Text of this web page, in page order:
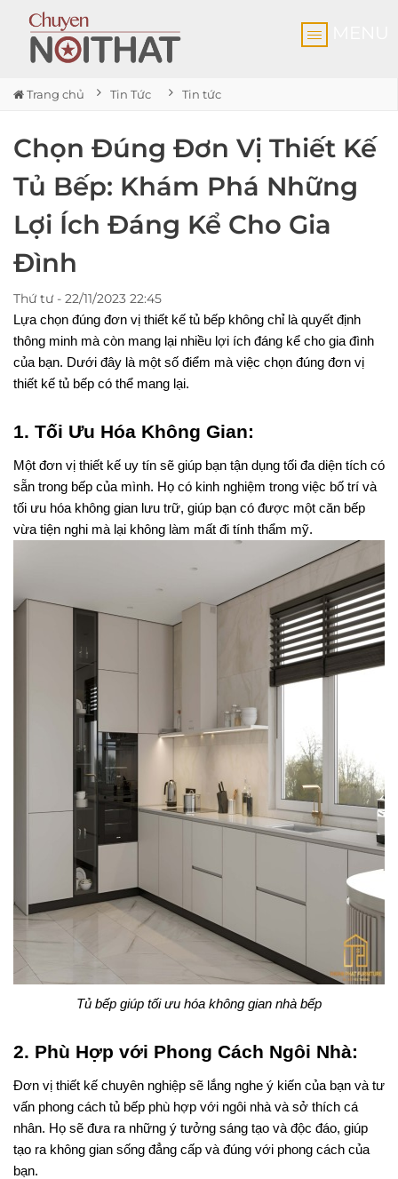
Trang chủ Tin Tức Tin tức
Chọn Đúng Đơn Vị Thiết Kế
Tủ Bếp: Khám Phá Những
Lợi Ích Đáng Kể Cho Gia
Đình
Thứ tư - 22/11/2023 22:45
Lựa chọn đúng đơn vị thiết kế tủ bếp không chỉ là quyết định
thông minh mà còn mang lại nhiều lợi ích đáng kể cho gia đình
của bạn. Dưới đây là một số điểm mà việc chọn đúng đơn vị
thiết kế tủ bếp có thể mang lại.
1. Tối Ưu Hóa Không Gian:
Một đơn vị thiết kế uy tín sẽ giúp bạn tận dụng tối đa diện tích có
sẵn trong bếp của mình. Họ có kinh nghiệm trong việc bố trí và
tối ưu hóa không gian lưu trữ, giúp bạn có được một căn bếp
vừa tiện nghi mà lại không làm mất đi tính thẩm mỹ.
Tủ bếp giúp tối ưu hóa không gian nhà bếp
2. Phù Hợp với Phong Cách Ngôi Nhà:
Đơn vị thiết kế chuyên nghiệp sẽ lắng nghe ý kiến của bạn và tư
vấn phong cách tủ bếp phù hợp với ngôi nhà và sở thích cá
nhân. Họ sẽ đưa ra những ý tưởng sáng tạo và độc đáo, giúp
tạo ra không gian sống đẳng cấp và đúng với phong cách của
bạn.